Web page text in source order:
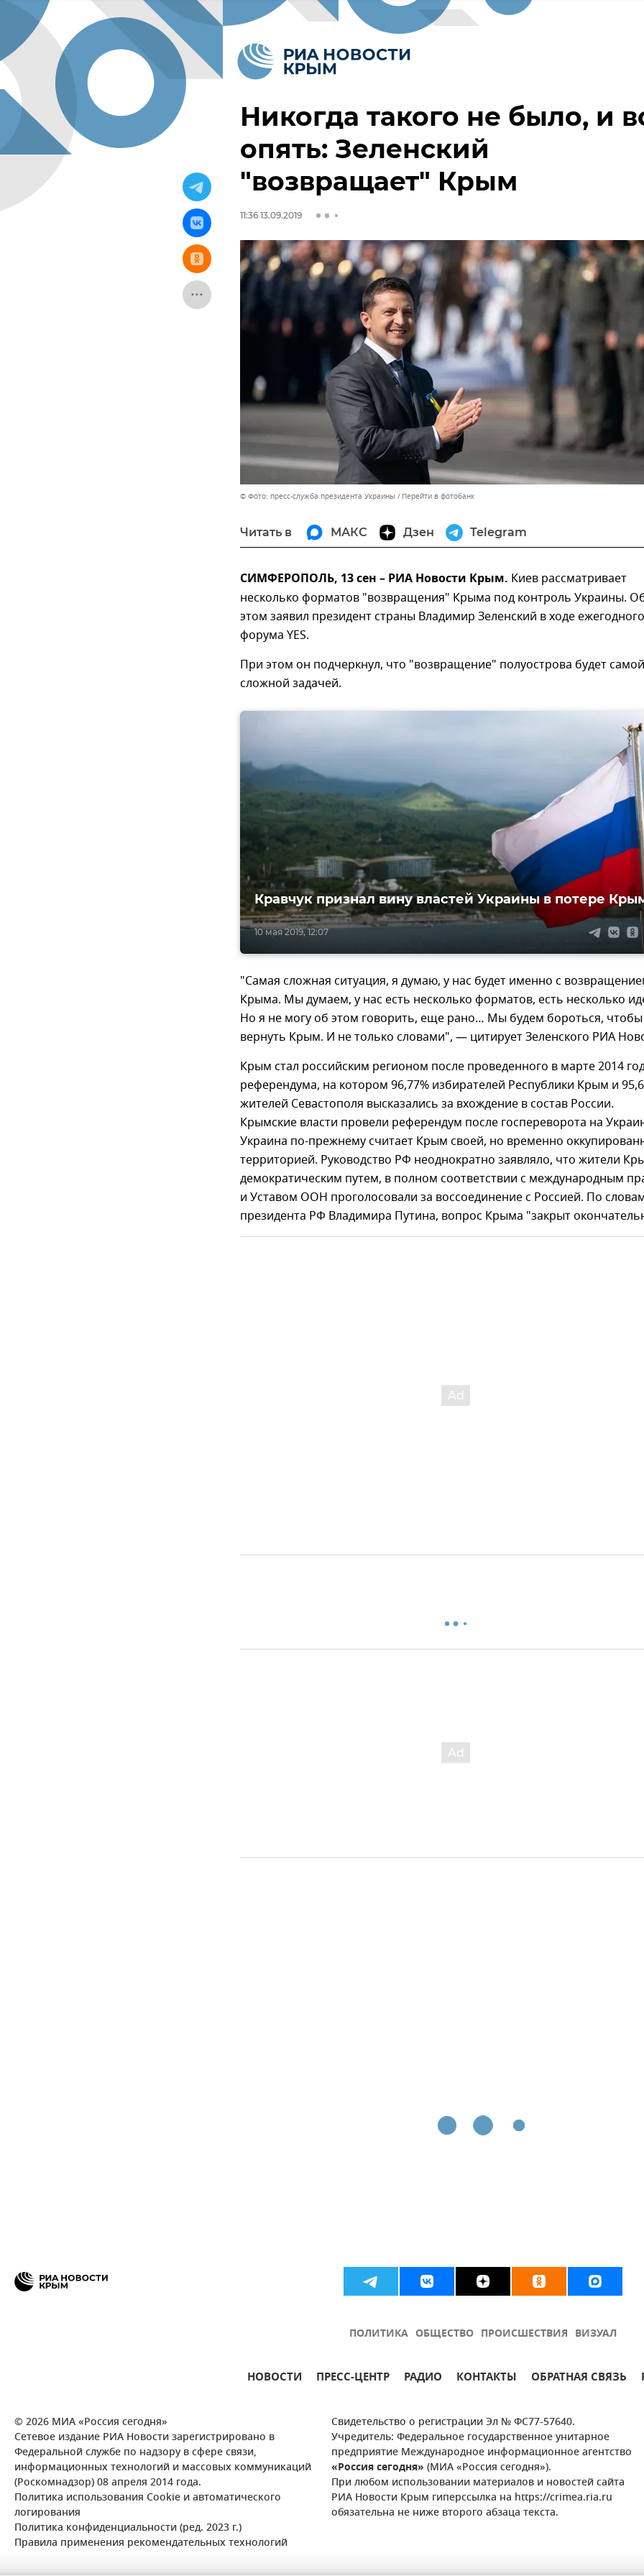
Никогда такого не было, и
опять: Зеленский
"возвращает" Крым
11:36 13.09.2019
© Фото: пресс-служба президента Украины Перейти в фотобанк
Читать в МАКС Дзен Telegram
СИМФЕРОПОЛЬ, 13 сен – РИА Новости Крым. Киев рассматривает
несколько форматов "возвращения" Крыма под контроль Украины.
этом заявил президент страны Владимир Зеленский в ходе ежегодного
форума YES.
При этом он подчеркнул, что "возвращение" полуострова будет самой
сложной задачей.
10 мая 2019, 12:07
Кравчук признал вину властей Украины в потере
"Самая сложная ситуация, я думаю, у нас будет именно с
Крыма. Мы думаем, у нас есть несколько форматов, есть несколько
Но я не могу об этом говорить, еще рано… Мы будем бороться, чтобы
вернуть Крым. И не только словами", — цитирует Зеленского РИА
Крым стал российским регионом после проведенного в марте 2014
референдума, на котором 96,77% избирателей Республики Крым и
жителей Севастополя высказались за вхождение в состав России.
Крымские власти провели референдум после госпереворота на
Украина по-прежнему считает Крым своей, но временно
территорией. Руководство РФ неоднократно заявляло, что жители
демократическим путем, в полном соответствии с международным
и Уставом ООН проголосовали за воссоединение с Россией. По
президента РФ Владимира Путина, вопрос Крыма "закрыт
ПОЛИТИКА ОБЩЕСТВО ПРОИСШЕСТВИЯ ВИЗУАЛ
НОВОСТИ ПРЕСС-ЦЕНТР РАДИО КОНТАКТЫ ОБРАТНАЯ СВЯЗЬ
© 2026 МИА «Россия сегодня»
Сетевое издание РИА Новости зарегистрировано в
Федеральной службе по надзору в сфере связи,
информационных технологий и массовых коммуникаций
(Роскомнадзор) 08 апреля 2014 года.
Политика использования Cookie и автоматического
логирования
Политика конфиденциальности (ред. 2023 г.)
Правила применения рекомендательных технологий
Свидетельство о регистрации Эл № ФС77-57640.
Учредитель: Федеральное государственное унитарное
предприятие Международное информационное агентство
«Россия сегодня» (МИА «Россия сегодня»).
При любом использовании материалов и новостей сайта
РИА Новости Крым гиперссылка на https://crimea.ria.ru
обязательна не ниже второго абзаца текста.